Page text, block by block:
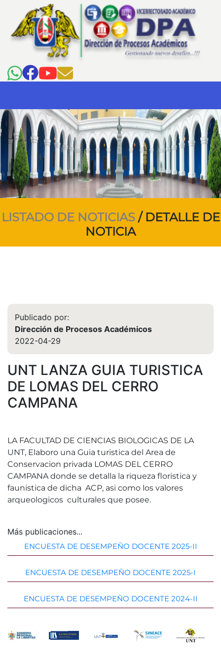
LISTADO DE NOTICIAS / DETALLE DE
NOTICIA
Publicado por:
Dirección de Procesos Académicos
2022-04-29
UNT LANZA GUIA TURISTICA
DE LOMAS DEL CERRO
CAMPANA
LA FACULTAD DE CIENCIAS BIOLOGICAS DE LA
UNT, Elaboro una Guia turistica del Area de
Conservacion privada LOMAS DEL CERRO
CAMPANA donde se detalla la riqueza floristica y
faunistica de dicha ACP, asi como los valores
arqueologicos culturales que posee.
Más publicaciones...
ENCUESTA DE DESEMPEÑO DOCENTE 2025-II
ENCUESTA DE DESEMPEÑO DOCENTE 2025-I
ENCUESTA DE DESEMPEÑO DOCENTE 2024-II